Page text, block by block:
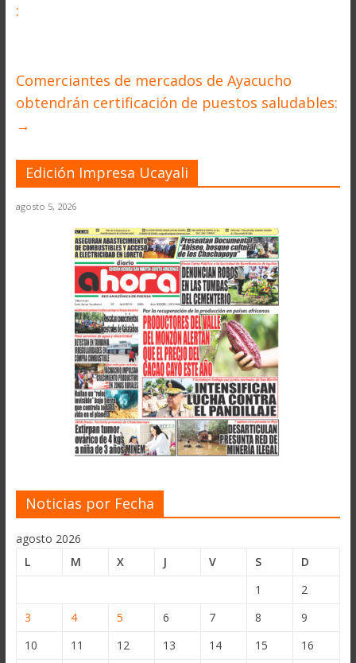
:
Comerciantes de mercados de Ayacucho
obtendrán certificación de puestos saludables:
→
Edición Impresa Ucayali
agosto 5, 2026
Noticias por Fecha
agosto 2026
L
M X J V S
D
1
2
3
4 5 6 7 8
9
10
11 12 13 14 15
16